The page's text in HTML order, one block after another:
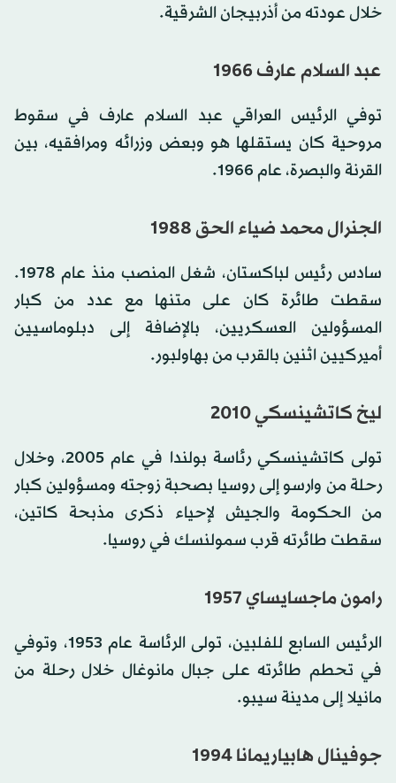
خلال عودته من أذربيجان الشرقية.
عبد السلام عارف 1966
توفي الرئيس العراقي عبد السلام عارف في سقوط
مروحية كان يستقلها هو وبعض وزرائه ومرافقيه، بين
القرنة والبصرة، عام 1966.
الجنرال محمد ضياء الحق 1988
سادس رئيس لباكستان، شغل المنصب منذ عام 1978.
سقطت طائرة كان على متنها مع عدد من كبار
المسؤولين العسكريين، بالإضافة إلى دبلوماسيين
أميركيين اثنين بالقرب من بهاولبور.
ليخ كاتشينسكي 2010
تولى كاتشينسكي رئاسة بولندا في عام 2005، وخلال
رحلة من وارسو إلى روسيا بصحبة زوجته ومسؤولين كبار
من الحكومة والجيش لإحياء ذكرى مذبحة كاتين،
سقطت طائرته قرب سمولنسك في روسيا.
رامون ماجسايساي 1957
الرئيس السابع للفلبين، تولى الرئاسة عام 1953، وتوفي
في تحطم طائرته على جبال مانوغال خلال رحلة من
مانيلا إلى مدينة سيبو.
جوفينال هابياريمانا 1994